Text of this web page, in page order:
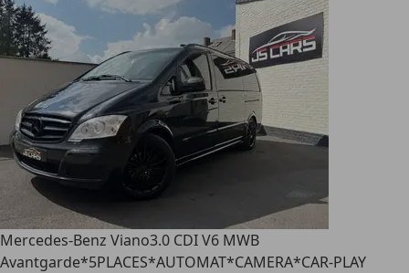
Mercedes-Benz Viano3.0 CDI V6 MWB
Avantgarde*5PLACES*AUTOMAT*CAMERA*CAR-PLAY